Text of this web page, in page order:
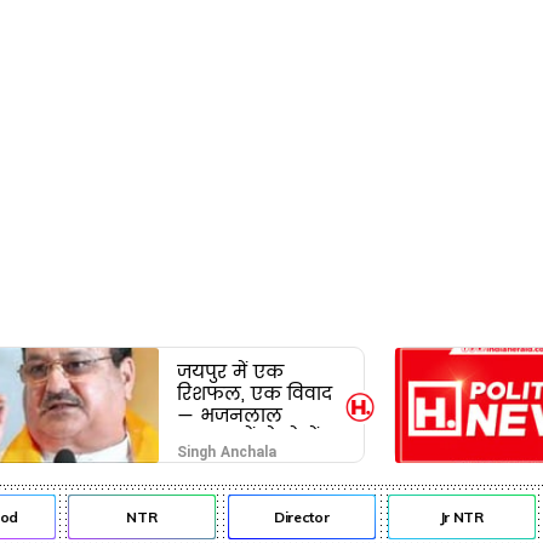
जयपुर में एक
रिशफल, एक विवाद
— भजनलाल
सरकार में दो खेमों
की जंग अब छुपेगी
कैसे?
Singh Anchala
NTR Director Jr NTR